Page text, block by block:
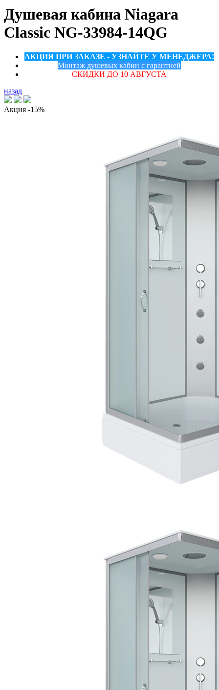
Душевая кабина Niagara
Classic NG-33984-14QG
АКЦИЯ ПРИ ЗАКАЗЕ - УЗНАЙТЕ У МЕНЕДЖЕРА!
Монтаж душевых кабин с гарантией
СКИДКИ ДО 10 АВГУСТА
назад
Акция -15%